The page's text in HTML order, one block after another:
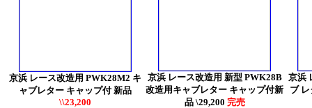
京浜 レース改造用 PWK28M2 キ
ャブレター キャップ付 新品
\\23,200
京浜 レース改造用 新型 PWK28B
改造用キャブレター キャップ付新
品 \29,200 完売
京浜
ブ